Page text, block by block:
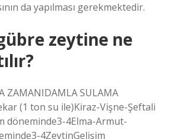
da yapılması gerekmektedir.
zeytine ne
ZAMANIDAMLA SULAMA
(1 ton su ile)Kiraz-Vişne-Şeftali
döneminde3-4Elma-Armut-
4ZeytinGelişim